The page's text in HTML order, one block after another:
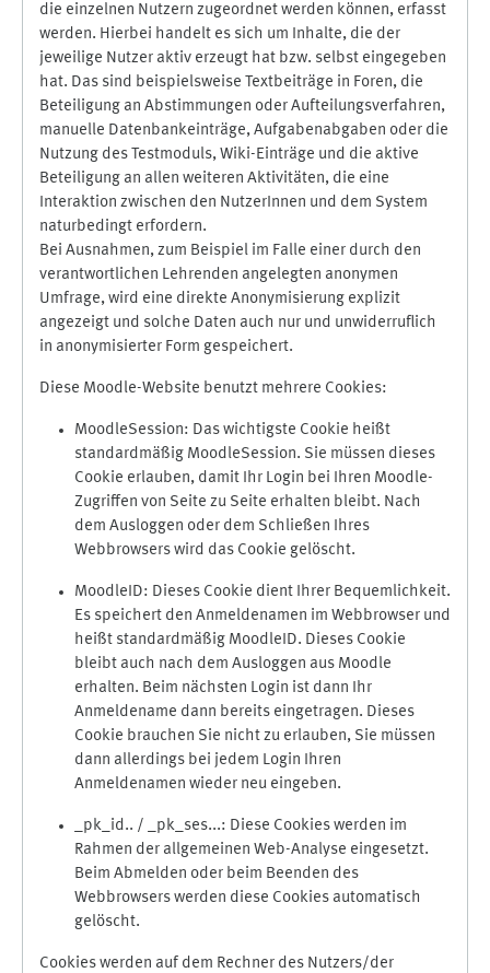
die einzelnen Nutzern zugeordnet werden können, erfasst
werden. Hierbei handelt es sich um Inhalte, die der
jeweilige Nutzer aktiv erzeugt hat bzw. selbst eingegeben
hat. Das sind beispielsweise Textbeiträge in Foren, die
Beteiligung an Abstimmungen oder Aufteilungsverfahren,
manuelle Datenbankeinträge, Aufgabenabgaben oder die
Nutzung des Testmoduls, Wiki-Einträge und die aktive
Beteiligung an allen weiteren Aktivitäten, die eine
Interaktion zwischen den NutzerInnen und dem System
naturbedingt erfordern.
Bei Ausnahmen, zum Beispiel im Falle einer durch den
verantwortlichen Lehrenden angelegten anonymen
Umfrage, wird eine direkte Anonymisierung explizit
angezeigt und solche Daten auch nur und unwiderruflich
in anonymisierter Form gespeichert.
Diese Moodle-Website benutzt mehrere Cookies:
MoodleSession: Das wichtigste Cookie heißt
standardmäßig MoodleSession. Sie müssen dieses
Cookie erlauben, damit Ihr Login bei Ihren Moodle-
Zugriffen von Seite zu Seite erhalten bleibt. Nach
dem Ausloggen oder dem Schließen Ihres
Webbrowsers wird das Cookie gelöscht.
MoodleID: Dieses Cookie dient Ihrer Bequemlichkeit.
Es speichert den Anmeldenamen im Webbrowser und
heißt standardmäßig MoodleID. Dieses Cookie
bleibt auch nach dem Ausloggen aus Moodle
erhalten. Beim nächsten Login ist dann Ihr
Anmeldename dann bereits eingetragen. Dieses
Cookie brauchen Sie nicht zu erlauben, Sie müssen
dann allerdings bei jedem Login Ihren
Anmeldenamen wieder neu eingeben.
_pk_id.. / _pk_ses...: Diese Cookies werden im
Rahmen der allgemeinen Web-Analyse eingesetzt.
Beim Abmelden oder beim Beenden des
Webbrowsers werden diese Cookies automatisch
gelöscht.
Cookies werden auf dem Rechner des Nutzers/der